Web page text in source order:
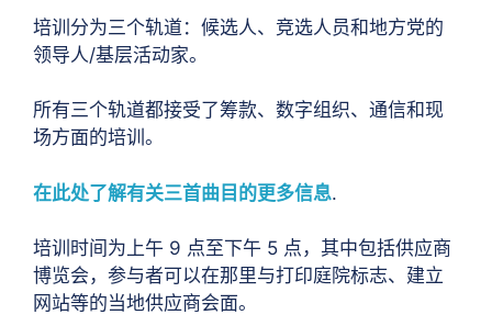
培训分为三个轨道：候选人、竞选人员和地方党的
领导人/基层活动家。
所有三个轨道都接受了筹款、数字组织、通信和现
场方面的培训。
在此处了解有关三首曲目的更多信息.
培训时间为上午 9 点至下午 5 点，其中包括供应商
博览会，参与者可以在那里与打印庭院标志、建立
网站等的当地供应商会面。